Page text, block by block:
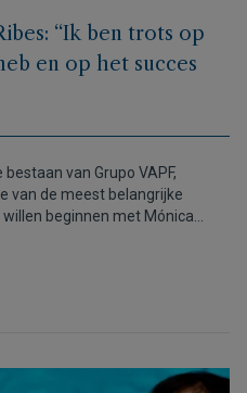
“Ik ben trots op
en op het succes
van Grupo VAPF,
van de meest belangrijke
beginnen met Mónica